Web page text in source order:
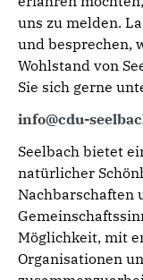
uns zu melden.
und besprechen,
Wohlstand von
Sie sich gerne
info@cdu-
Seelbach bietet
natürlicher
Nachbarschaften
Möglichkeit, mit
Organisationen